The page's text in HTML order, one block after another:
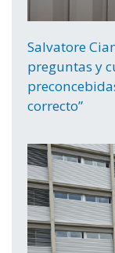
Salvatore
preguntas y
correcto”